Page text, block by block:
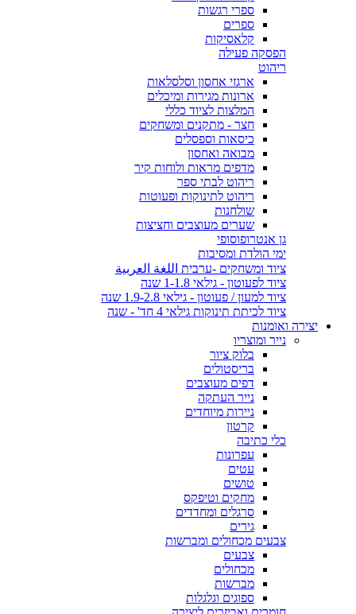
ספרי רגשות
ספרים
קלאסיקות
הפסקה פעילה
ריהוט
ארגזי אחסון וסלסלאות
ארונות מגירות ומיכלים
המלצות לציוד כללי
חצר - מתקנים ומשחקים
כיסאות וספסלים
מבואה ואחסון
מדפים מראות ולוחות קיר
ריהוט לבתי ספר
ריהוט לתינוקות ופעוטות
שולחנות
שערים מעוצבים וחציצות
גן אנטרופוסופי
ימי הולדת ומסיבות
ציוד ומשחקים -ערבית اللغة العربية
ציוד לפעוטון - גילאי 1-1.8 שנה
ציוד למעון / פעוטון - גילאי 1.9-2.8 שנה
ציוד לכיתת תינוקות גילאי 4 חד' - שנה
יצירה ואומנות
נייר ומוצריו
בלוק ציור
בריסטולים
דפים מעוצבים
נייר העתקה
ניירות מיוחדים
קרטון
כלי כתיבה
עפרונות
עטים
טושים
מחקים וטיפקס
סרגלים ומחדדים
גירים
צבעים מכחולים ומברשות
צבעים
מכחולים
מברשות
ספוגים וגלגלות